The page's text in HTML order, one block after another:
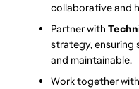
collaborative and
Partner with
strategy, ensuring
and maintainable.
Work together